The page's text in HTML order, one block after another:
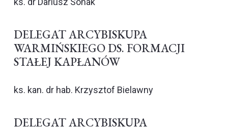
DELEGAT ARCYBISKUPA
WARMIŃSKIEGO DS. FORMACJI
STAŁEJ KAPŁANÓW
ks. kan. dr hab. Krzysztof Bielawny
DELEGAT ARCYBISKUPA